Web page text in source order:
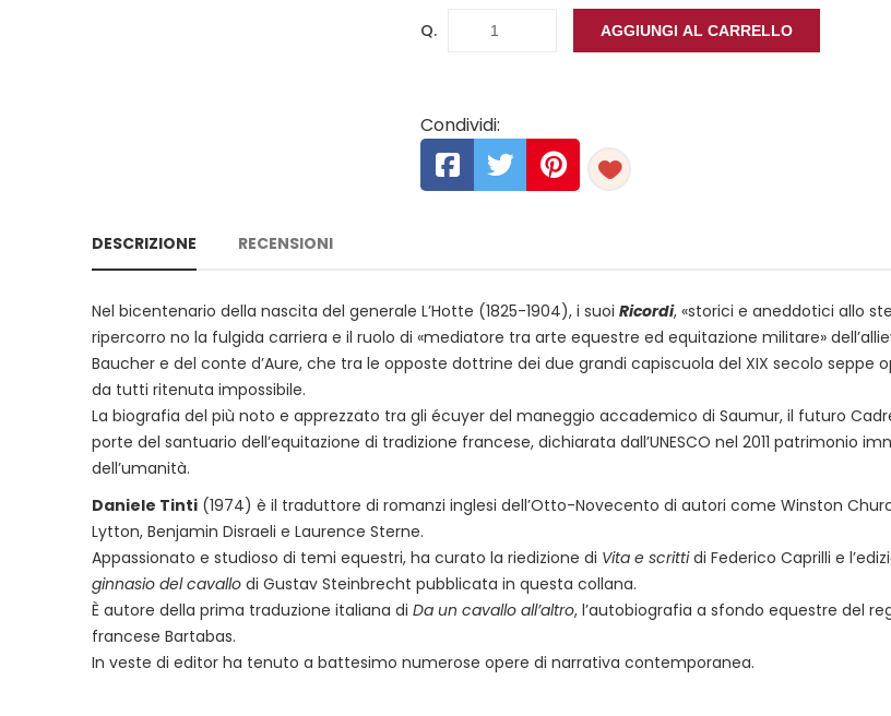
Q. AGGIUNGI AL CARRELLO
Condividi:
DESCRIZIONE RECENSIONI
Nel bicentenario della nascita del generale L’Hotte (1825­-1904), i suoi Ricordi, «storici e aneddotici allo
ripercorro­ no la fulgida carriera e il ruolo di «mediatore tra arte equestre ed equitazione militare»
Baucher e del conte d’Aure, che tra le opposte dottrine dei due grandi capiscuola del XIX secolo seppe
da tutti ritenuta impossibile.
La biografia del più noto e apprezzato tra gli écuyer del maneg­gio accademico di Saumur, il futuro
porte del santuario dell’equitazione di tradizione francese, dichiarata dall’UNESCO nel 2011 patrimonio
dell’umanità.
Daniele Tinti (1974) è il traduttore di romanzi inglesi dell’Otto-­Novecen­to di autori come Winston
Lytton, Benjamin Disraeli e Laurence Sterne.
Appassionato e studioso di temi equestri, ha curato la riedizione di Vita e scrittidi Federico Caprilli e
ginnasio del cavallo di Gustav Steinbrecht pubblicata in questa colla­na.
È autore della prima traduzione italiana di Da un cavallo all’altro, l’au­tobiografia a sfondo equestre del
francese Bartabas.
In veste di editor ha tenuto a battesimo numerose opere di narrativa contemporanea.